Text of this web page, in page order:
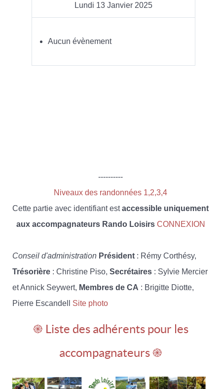
Lundi 13 Janvier 2025
Aucun évènement
----------
Niveaux des randonnées 1,2,3,4
Cette partie avec identifiant estaccessible uniquement
aux accompagnateurs Rando Loisirs CONNEXION
Conseil d'administration Président : Rémy Corthésy,
Trésorière : Christine Piso, Secrétaires : Sylvie Mercier
et Annick Seywert, Membres de CA : Brigitte Diotte,
Pierre Escandell Site photo
֎ Liste des adhérents pour les
accompagnateurs ֎